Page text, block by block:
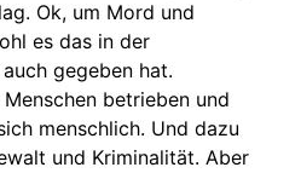
Ok, um Mord und
es das in der
gegeben hat.
betrieben und
menschlich. Und dazu
und Kriminalität. Aber